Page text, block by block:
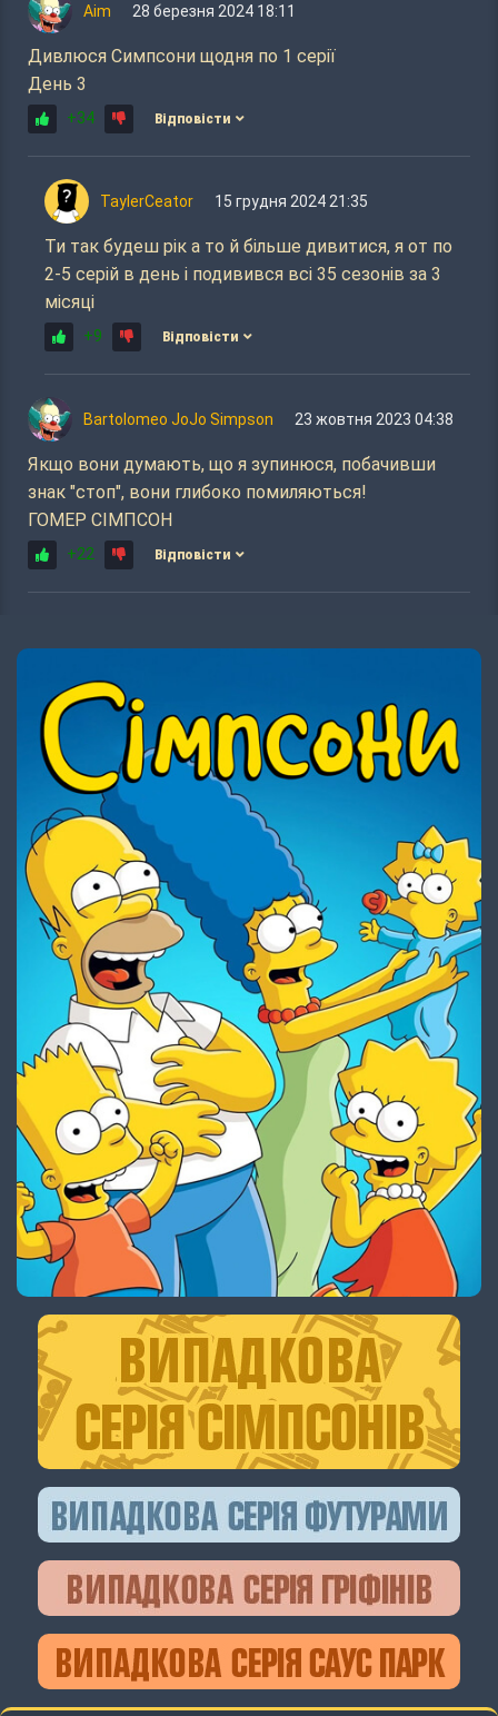
Aim 28 березня 2024 18:11
Дивлюся Симпсони щодня по 1 серії
День 3
+34 Відповісти
TaylerCeator 15 грудня 2024 21:35
Ти так будеш рік а то й більше дивитися, я от по
2-5 серій в день і подивився всі 35 сезонів за 3
місяці
+9 Відповісти
Bartolomeo JoJo Simpson 23 жовтня 2023 04:38
Якщо вони думають, що я зупинюся, побачивши
знак "стоп", вони глибоко помиляються!
ГОМЕР СІМПСОН
+22 Відповісти